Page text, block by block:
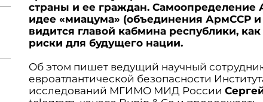
страны и ее граждан. Самоопределение
идее «миацума» (объединения АрмССР и
видится главой кабмина республики,
риски для будущего нации.
Об этом пишет ведущий научный
евроатлантической безопасности
исследований МГИМО МИД России